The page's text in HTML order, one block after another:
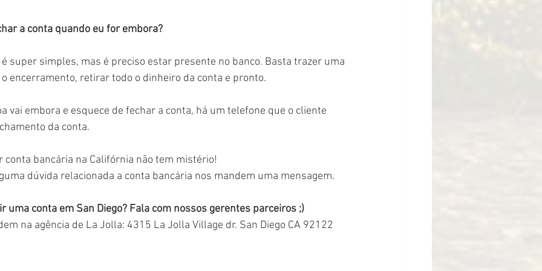
a conta quando eu for embora?
super simples, mas é preciso estar presente no banco. Basta trazer uma
encerramento, retirar todo o dinheiro da conta e pronto.
vai embora e esquece de fechar a conta, há um telefone que o cliente
da conta.
conta bancária na Califórnia não tem mistério!
dúvida relacionada a conta bancária nos mandem uma mensagem.
uma conta em San Diego? Fala com nossos gerentes parceiros ;)
na agência de La Jolla: 4315 La Jolla Village dr. San Diego CA 92122